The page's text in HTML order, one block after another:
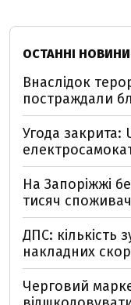
ОСТАННІ НОВИНИ
Внаслідок
постраждали
Угода
На Запоріжжі
тисяч
ДПС: кількість
накладних
Черговий